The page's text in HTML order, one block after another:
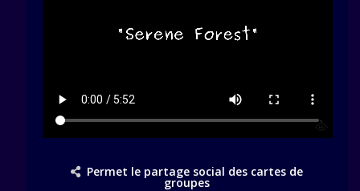
Permet le partage social des cartes de
groupes